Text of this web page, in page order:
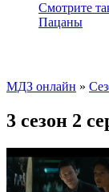
Смотрите
Пацаны
МДЗ онлайн »
3 сезон 2